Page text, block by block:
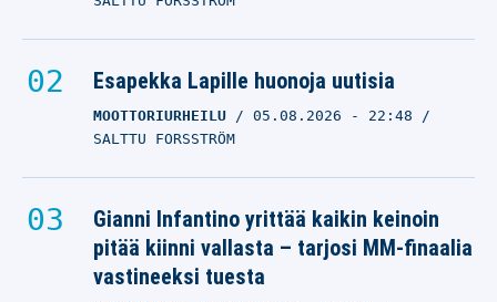
Esapekka Lapille huonoja uutisia
MOOTTORIURHEILU 05.08.2026 - 22:48
SALTTU FORSSTRÖM
Gianni Infantino yrittää kaikin keinoin
pitää kiinni vallasta – tarjosi MM-finaalia
vastineeksi tuesta